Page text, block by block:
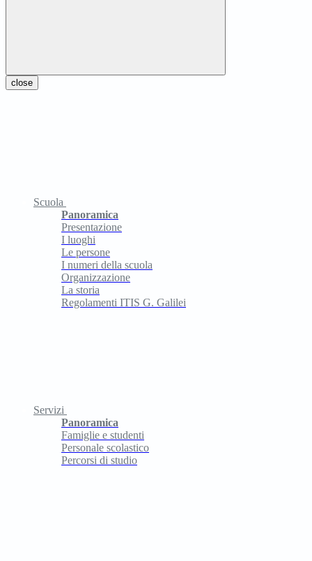
close
Scuola
Panoramica
Presentazione
I luoghi
Le persone
I numeri della scuola
Organizzazione
La storia
Regolamenti ITIS G. Galilei
Servizi
Panoramica
Famiglie e studenti
Personale scolastico
Percorsi di studio